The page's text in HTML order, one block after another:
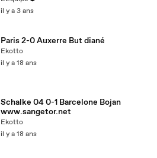
il y a 3 ans
Paris 2-0 Auxerre But diané
Ekotto
il y a 18 ans
Schalke 04 0-1 Barcelone Bojan
www.sangetor.net
Ekotto
il y a 18 ans